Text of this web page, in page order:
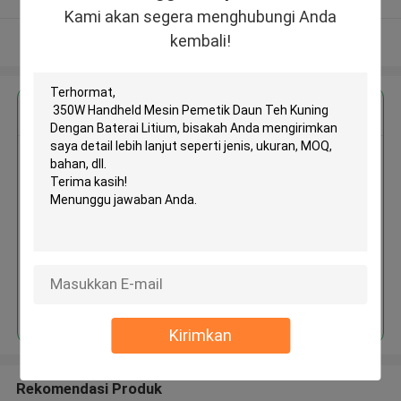
Kami akan segera menghubungi Anda
kembali!
Kirimkan
Lihat Lebih
Dapatkan Harga Terbaik untuk
Litium
Rekomendasi Produk